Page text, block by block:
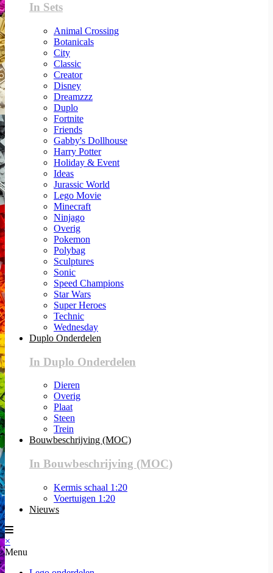
In Sets
Animal Crossing
Botanicals
City
Classic
Creator
Disney
Dreamzzz
Duplo
Fortnite
Friends
Gabby's Dollhouse
Harry Potter
Holiday & Event
Ideas
Jurassic World
Lego Movie
Minecraft
Ninjago
Overig
Pokemon
Polybag
Sculptures
Sonic
Speed Champions
Star Wars
Super Heroes
Technic
Wednesday
Duplo Onderdelen
In Duplo Onderdelen
Dieren
Overig
Plaat
Steen
Trein
Bouwbeschrijving (MOC)
In Bouwbeschrijving (MOC)
Kermis schaal 1:20
Voertuigen 1:20
Nieuws
×
Menu